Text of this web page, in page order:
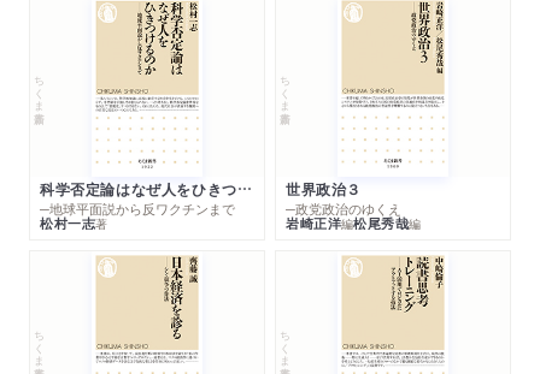
ちくま新書
科学否定論はなぜ人をひきつけるのか
─地球平面説から反ワクチンまで
松村一志著
ちくま新書
世界政治３
─政党政治のゆくえ
岩崎正洋編松尾秀哉編
ちくま新書 ちくま新書